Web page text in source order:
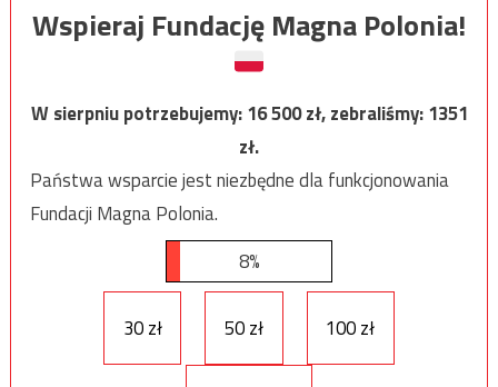
Wspieraj Fundację Magna Polonia!
W sierpniu potrzebujemy:16 500zł, zebraliśmy:1351
zł.
Państwa wsparcie jest niezbędne dla funkcjonowania
Fundacji Magna Polonia.
8%
30 zł 50 zł 100 zł